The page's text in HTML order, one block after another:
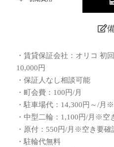
・賃貸保証会社：オリコ 初
10,000円
・保証人なし相談可能
・町会費：100円/月
・駐車場代：14,300円～/月
・中型二輪：1,100円/月※空
・原付：550円/月※空き要確
・駐輪代無料